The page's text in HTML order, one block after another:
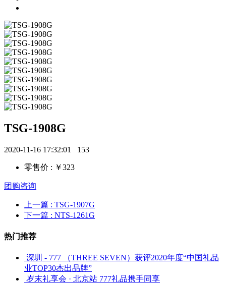
TSG-1908G
2020-11-16 17:32:01 153
零售价 : ￥323
团购咨询
上一篇 : TSG-1907G
下一篇 : NTS-1261G
热门推荐
深圳 - 777 （THREE SEVEN）获评2020年度“中国礼品
业TOP30杰出品牌”
岁末礼享会 · 北京站 777礼品携手同享